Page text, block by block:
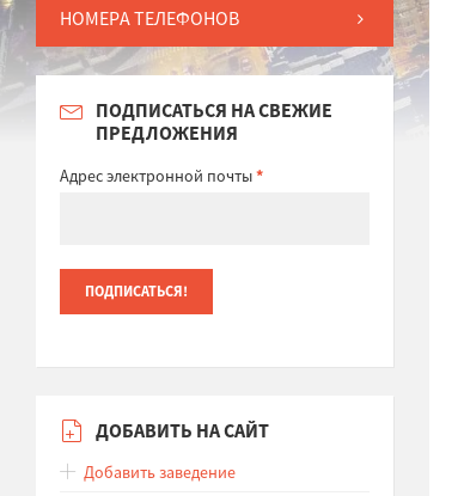
НОМЕРА ТЕЛЕФОНОВ
ПОДПИСАТЬСЯ НА СВЕЖИЕ
ПРЕДЛОЖЕНИЯ
Адрес электронной почты*
ДОБАВИТЬ НА САЙТ
Добавить заведение